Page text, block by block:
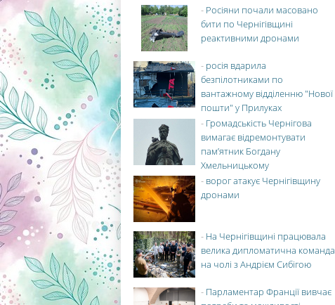
- Росіяни почали масовано
бити по Чернігівщині
реактивними дронами
- росія вдарила
безпілотниками по
вантажному відділенню "Нової
пошти" у Прилуках
- Громадськість Чернігова
вимагає відремонтувати
пам’ятник Богдану
Хмельницькому
- ворог атакує Чернігівщину
дронами
- На Чернігівщині працювала
велика дипломатична команда
на чолі з Андрієм Сибігою
- Парламентар Франції вивчає